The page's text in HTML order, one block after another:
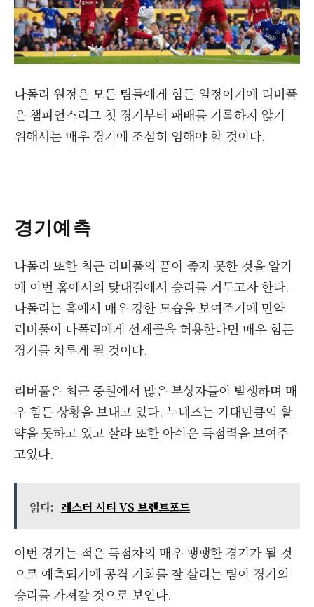
나폴리 원정은 모든 팀들에게 힘든 일정이기에 리버풀
은 챔피언스리그 첫 경기부터 패배를 기록하지 않기
위해서는 매우 경기에 조심히 임해야 할 것이다.
경기예측
나폴리 또한 최근 리버풀의 폼이 좋지 못한 것을 알기
에 이번 홈에서의 맞대결에서 승리를 거두고자 한다.
나폴리는 홈에서 매우 강한 모습을 보여주기에 만약
리버풀이 나폴리에게 선제골을 허용한다면 매우 힘든
경기를 치루게 될 것이다.
리버풀은 최근 중원에서 많은 부상자들이 발생하며 매
우 힘든 상황을 보내고 있다. 누네즈는 기대만큼의 활
약을 못하고 있고 살라 또한 아쉬운 득점력을 보여주
고있다.
읽다: 레스터 시티 VS 브렌트포드
이번 경기는 적은 득점차의 매우 팽팽한 경기가 될 것
으로 예측되기에 공격 기회를 잘 살리는 팀이 경기의
승리를 가져갈 것으로 보인다.